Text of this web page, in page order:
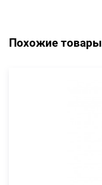
Похожие товары